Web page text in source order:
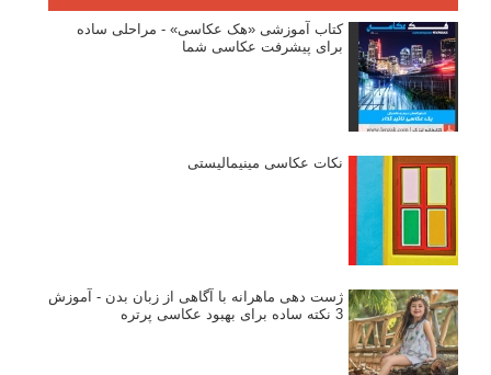
کتاب آموزشی «هک عکاسی» - مراحلی ساده
برای پیشرفت عکاسی شما
نکات عکاسی مینیمالیستی
ژست دهی ماهرانه با آگاهی از زبان بدن - آموزش
3 نکته ساده برای بهبود عکاسی پرتره